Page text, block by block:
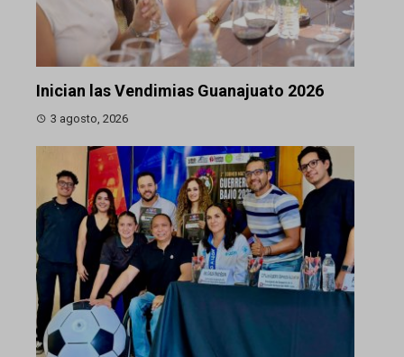
Inician las Vendimias Guanajuato 2026
3 agosto, 2026